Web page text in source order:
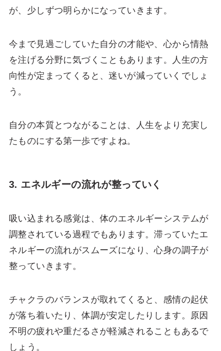
が、少しずつ明らかになっていきます。
今まで見過ごしていた自分の才能や、心から情熱
を注げる分野に気づくこともあります。人生の方
向性が定まってくると、迷いが減っていくでしょ
う。
自分の本質とつながることは、人生をより充実し
たものにする第一歩ですよね。
3. エネルギーの流れが整っていく
吸い込まれる感覚は、体のエネルギーシステムが
調整されている過程でもあります。滞っていたエ
ネルギーの流れがスムーズになり、心身の調子が
整っていきます。
チャクラのバランスが取れてくると、感情の起伏
が落ち着いたり、体調が安定したりします。原因
不明の疲れや重だるさが軽減されることもあるで
しょう。